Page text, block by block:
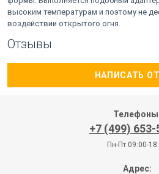
высоким температурам и поэтому не
воздействии открытого огня.
Отзывы
НАПИСАТЬ
+7 (499)
Пн-Пт 09:00-
Адрес: